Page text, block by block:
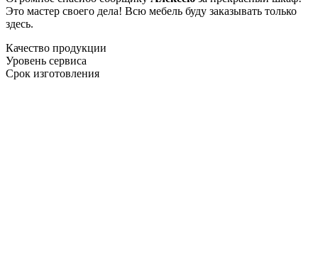
Это мастер своего дела! Всю мебель буду заказывать только
здесь.
Качество продукции
Уровень сервиса
Срок изготовления